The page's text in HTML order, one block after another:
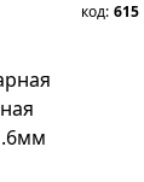
код: 615